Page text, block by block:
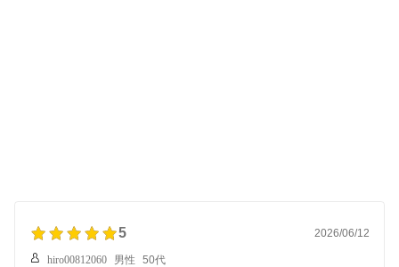
5 2026/06/12
hiro00812060 男性 50代